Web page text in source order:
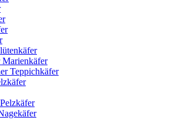
Marienkäfer
Teppichkäfer